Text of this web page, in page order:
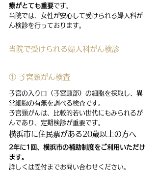
療がとても重要です。
当院では、女性が安心して受けられる婦人科が
ん検診を行っております。
当院で受けられる婦人科がん検診
① 子宮頸がん検査
子宮の入り口（子宮頸部）の細胞を採取し、異
常細胞の有無を調べる検査です。
子宮頸がんは、比較的若い世代にもみられるが
んであり、定期検診が重要です。
横浜市に住民票がある20歳以上の方へ
2年に1回、横浜市の補助制度をご利用いただけ
ます。
詳しくは受付までお問い合わせください。